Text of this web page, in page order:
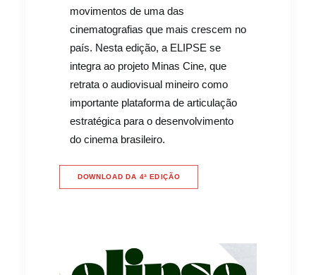
movimentos de uma das
cinematografias que mais crescem no
país. Nesta edição, a ELIPSE se
integra ao projeto Minas Cine, que
retrata o audiovisual mineiro como
importante plataforma de articulação
estratégica para o desenvolvimento
do cinema brasileiro.
DOWNLOAD DA 4ª EDIÇÃO